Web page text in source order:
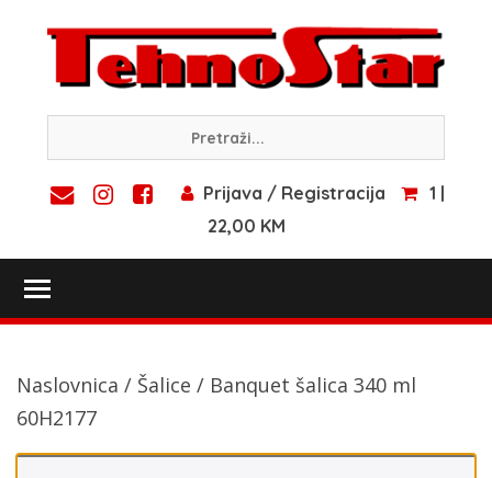
content
Prijava / Registracija
1 |
22,00 KM
Naslovnica / Šalice / Banquet šalica 340 ml
60H2177